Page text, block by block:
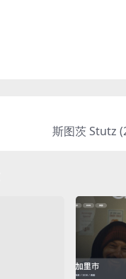
斯图茨 Stutz